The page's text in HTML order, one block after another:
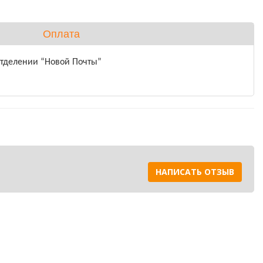
грибковых заболеваний растения + Radix
Оплата
“Новой Почты”
НАПИСАТЬ ОТЗЫВ